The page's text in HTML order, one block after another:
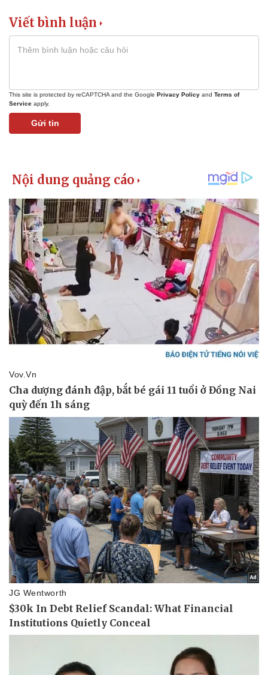
Pháp luật
Vụ án
Tin nóng
Tư vấn luật
Quân sự - Quốc phòng
Vũ khí
Việt Nam
Phân tích
Viết bình luận
This site is protected by reCAPTCHA and the Google Privacy Policy and Terms of
Service apply.
Gửi tin